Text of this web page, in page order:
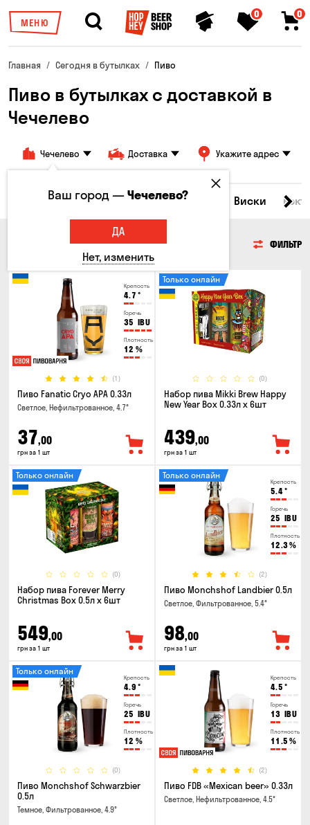
МЕНЮ
0 0
Главная Сегодня в бутылках Пиво
Пиво в бутылках с доставкой в
Чечелево
Чечелево Доставка Укажите адрес
Все товары Пиво Сидр Виски
ФИЛЬТР
Крепость
4.7 °
Горечь
35 IBU
Плотность
12 %
(1)
Пиво Fanatic Cryo APA 0.33л
Светлое, Нефильтрованное, 4.7°
37,00
грн за 1 шт
(0)
Только онлайн
Набор пива Mikki Brew Happy
New Year Box 0.33л x 6шт
439,00
грн за 1 шт
(0)
Только онлайн
Набор пива Forever Merry
Christmas Box 0.5л x 6шт
549,00
грн за 1 шт
Крепость
5.4°
Горечь
25 IBU
Плотность
12.3%
(2)
Только онлайн
Пиво Monchshof Landbier 0.5л
Светлое, Фильтрованное, 5.4°
98,00
грн за 1 шт
Крепость
4.9 °
Горечь
25 IBU
Плотность
12 %
(0)
Только онлайн
Пиво Monchshof Schwarzbier
0.5л
Темное, Фильтрованное, 4.9°
Крепость
4.5 °
Горечь
13 IBU
Плотность
11.5 %
(2)
Пиво FDB «Mexican beer» 0.33л
Светлое, Нефильтрованное, 4.5°
Ваш город —Чечелево?
ДА
Нет, изменить